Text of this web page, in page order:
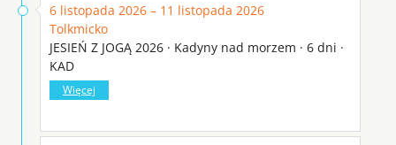
6 listopada 2026 – 11 listopada 2026
Tolkmicko
JESIEŃ Z JOGĄ 2026 · Kadyny nad morzem · 6 dni ·
KAD
Więcej